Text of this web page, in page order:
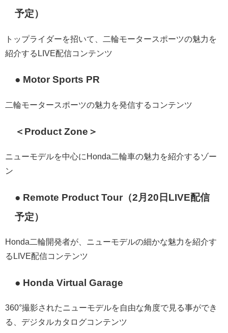
予定）
トップライダーを招いて、二輪モータースポーツの魅力を
紹介するLIVE配信コンテンツ
● Motor Sports PR
二輪モータースポーツの魅力を発信するコンテンツ
＜Product Zone＞
ニューモデルを中心にHonda二輪車の魅力を紹介するゾー
ン
● Remote Product Tour（2月20日LIVE配信
予定）
Honda二輪開発者が、ニューモデルの細かな魅力を紹介す
るLIVE配信コンテンツ
● Honda Virtual Garage
360°撮影されたニューモデルを自由な角度で見る事ができ
る、デジタルカタログコンテンツ